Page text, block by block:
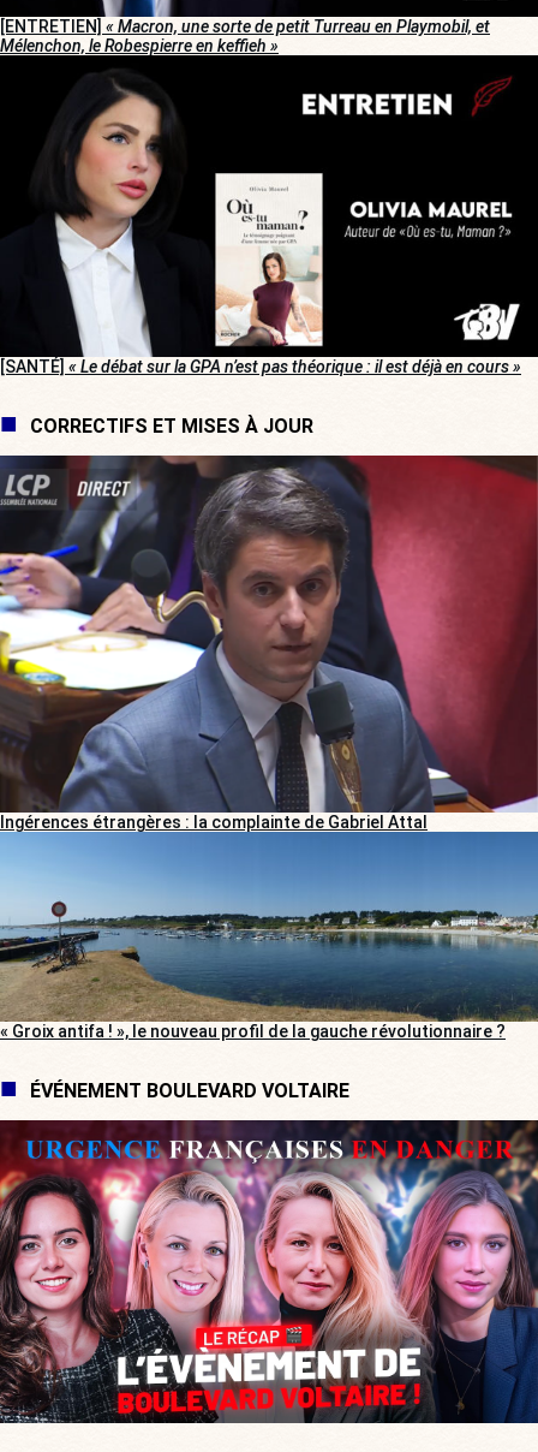
[ENTRETIEN] « Macron, une sorte de petit Turreau en Playmobil, et
Mélenchon, le Robespierre en keffieh »
[SANTÉ] « Le débat sur la GPA n’est pas théorique : il est déjà en cours »
CORRECTIFS ET MISES À JOUR
Ingérences étrangères : la complainte de Gabriel Attal
« Groix antifa ! », le nouveau profil de la gauche révolutionnaire ?
ÉVÉNEMENT BOULEVARD VOLTAIRE